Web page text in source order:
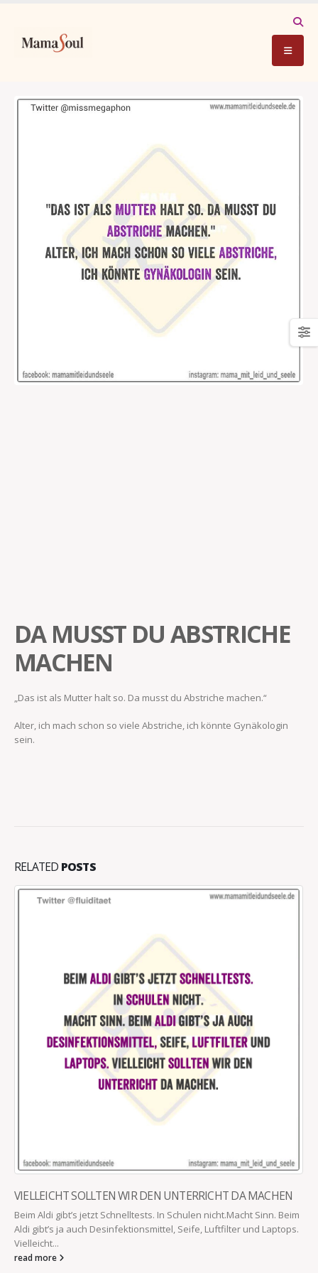
DA MUSST DU ABSTRICHE
MACHEN
„Das ist als Mutter halt so. Da musst du Abstriche machen.“
Alter, ich mach schon so viele Abstriche, ich könnte Gynäkologin
sein.
RELATED POSTS
DA MACHEN
nicht.Macht Sinn. Beim
Luftfilter und Laptops.
KINDER BLEIBEN LÄNGER BEI
Jedes dreijährige Kind bleibt länger
Politiker!